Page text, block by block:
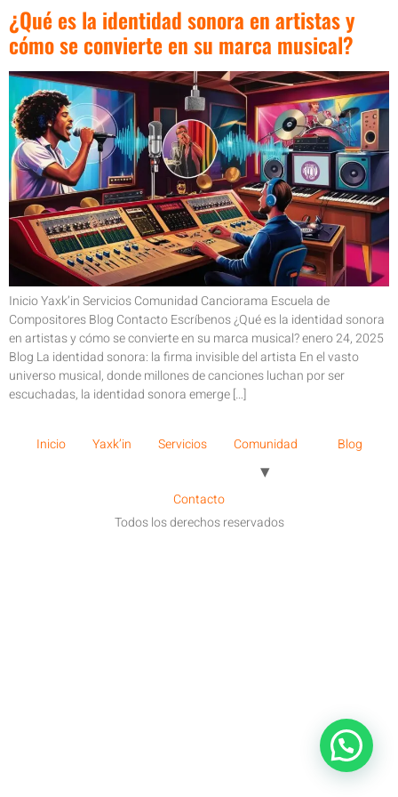
¿Qué es la identidad sonora en artistas y
cómo se convierte en su marca musical?
Inicio Yaxk’in Servicios Comunidad Canciorama Escuela de
Compositores Blog Contacto Escríbenos ¿Qué es la identidad sonora
en artistas y cómo se convierte en su marca musical? enero 24, 2025
Blog La identidad sonora: la firma invisible del artista En el vasto
universo musical, donde millones de canciones luchan por ser
escuchadas, la identidad sonora emerge […]
Inicio Yaxk’in Servicios Comunidad Blog
Contacto
Todos los derechos reservados